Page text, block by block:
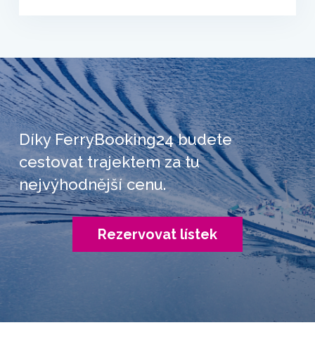
Díky FerryBooking24 budete
cestovat trajektem za tu
nejvýhodnější cenu.
Rezervovat lístek